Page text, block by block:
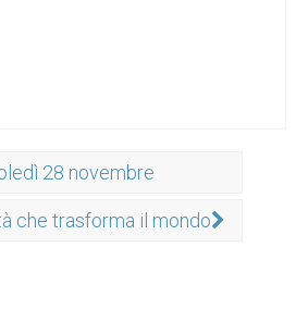
28 novembre
che trasforma il mondo